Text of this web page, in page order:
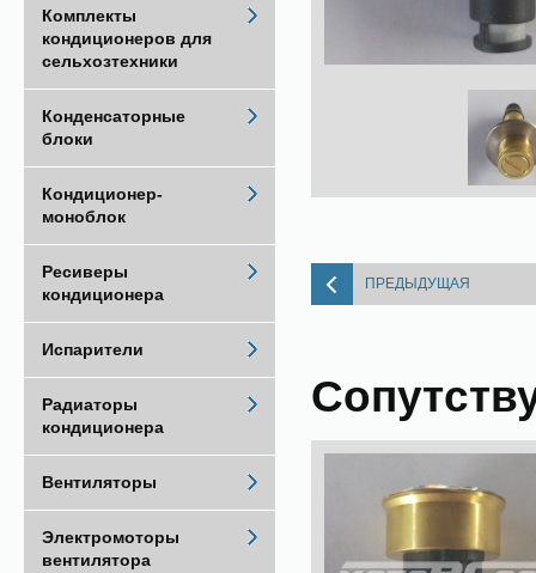
ПРЕДЫДУЩАЯ
Комплекты
кондиционеров для
сельхозтехники
Конденсаторные
блоки
Кондиционер-
моноблок
Ресиверы
кондиционера
Испарители
Радиаторы
кондиционера
Вентиляторы
Электромоторы
вентилятора